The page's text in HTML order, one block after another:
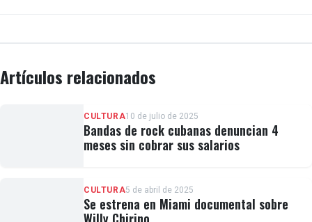
Artículos relacionados
CULTURA10 de julio de 2025
Bandas de rock cubanas denuncian 4
meses sin cobrar sus salarios
CULTURA5 de abril de 2025
Se estrena en Miami documental sobre